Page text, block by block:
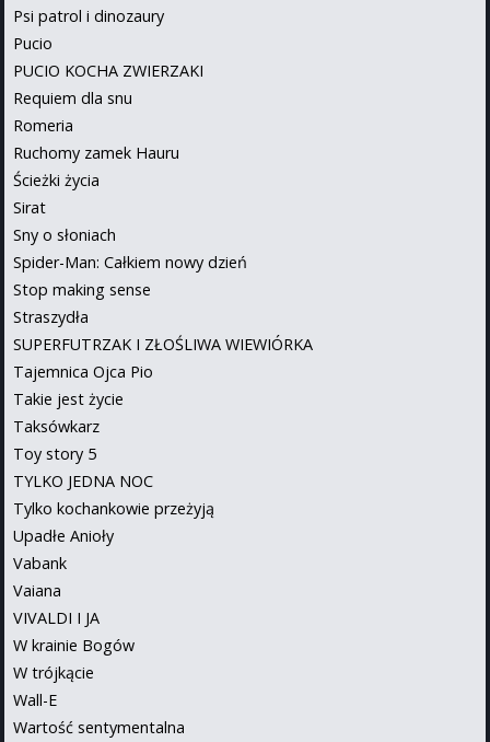
Psi patrol i dinozaury
Pucio
PUCIO KOCHA ZWIERZAKI
Requiem dla snu
Romeria
Ruchomy zamek Hauru
Ścieżki życia
Sirat
Sny o słoniach
Spider-Man: Całkiem nowy dzień
Stop making sense
Straszydła
SUPERFUTRZAK I ZŁOŚLIWA WIEWIÓRKA
Tajemnica Ojca Pio
Takie jest życie
Taksówkarz
Toy story 5
TYLKO JEDNA NOC
Tylko kochankowie przeżyją
Upadłe Anioły
Vabank
Vaiana
VIVALDI I JA
W krainie Bogów
W trójkącie
Wall-E
Wartość sentymentalna